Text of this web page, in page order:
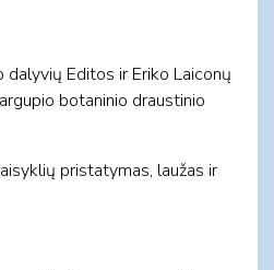
Editos ir Eriko Laiconų
botaninio draustinio
pristatymas, laužas ir